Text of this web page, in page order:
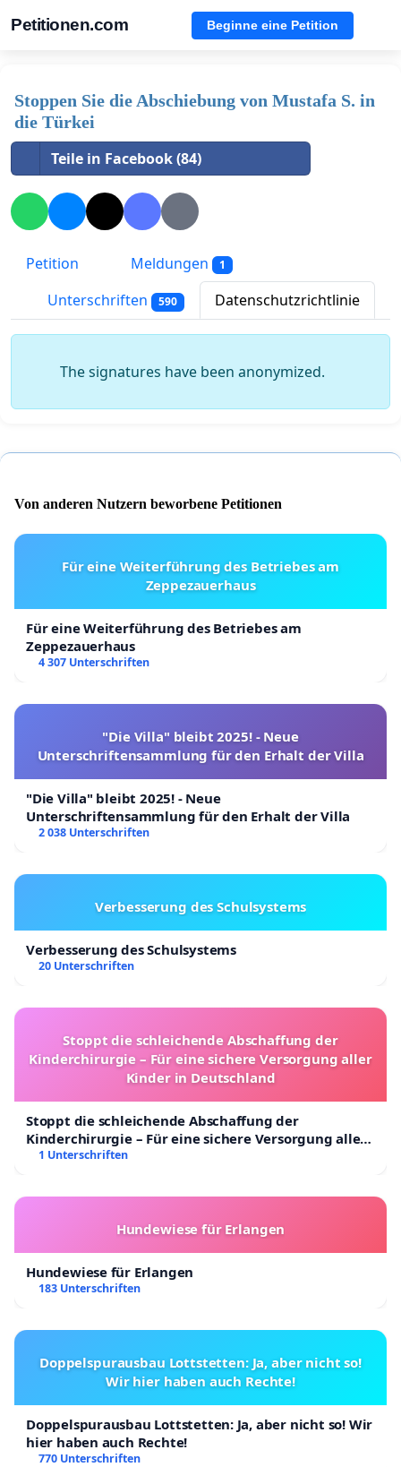
Petitionen.com Beginne eine Petition
Stoppen Sie die Abschiebung von Mustafa S. in
die Türkei
Teile in Facebook (84)
Petition Meldungen 1
Unterschriften 590 Datenschutzrichtlinie
The signatures have been anonymized.
Von anderen Nutzern beworbene Petitionen
Für eine Weiterführung des Betriebes am
Zeppezauerhaus
Für eine Weiterführung des Betriebes am
Zeppezauerhaus
4 307 Unterschriften
"Die Villa" bleibt 2025! - Neue
Unterschriftensammlung für den Erhalt der Villa
"Die Villa" bleibt 2025! - Neue
Unterschriftensammlung für den Erhalt der Villa
2 038 Unterschriften
Verbesserung des Schulsystems
Verbesserung des Schulsystems
20 Unterschriften
Stoppt die schleichende Abschaffung der
Kinderchirurgie – Für eine sichere Versorgung aller
Kinder in Deutschland
Stoppt die schleichende Abschaffung der
Kinderchirurgie – Für eine sichere Versorgung aller
Kinder in Deutschland
1 Unterschriften
Hundewiese für Erlangen
Hundewiese für Erlangen
183 Unterschriften
Doppelspurausbau Lottstetten: Ja, aber nicht so!
Wir hier haben auch Rechte!
Doppelspurausbau Lottstetten: Ja, aber nicht so! Wir
hier haben auch Rechte!
770 Unterschriften